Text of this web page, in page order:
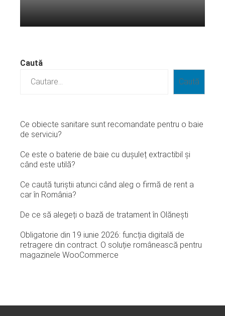
Caută
Caută
Ce obiecte sanitare sunt recomandate pentru o baie
de serviciu?
Ce este o baterie de baie cu dușuleț extractibil și
când este utilă?
Ce caută turiștii atunci când aleg o firmă de rent a
car în România?
De ce să alegeți o bază de tratament în Olănești
Obligatorie din 19 iunie 2026: funcția digitală de
retragere din contract. O soluție românească pentru
magazinele WooCommerce